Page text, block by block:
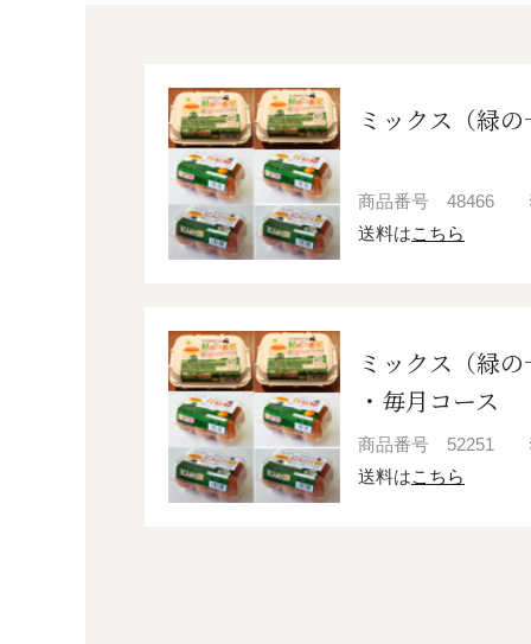
ミックス（緑
商品番号 48466
送料はこちら
ミックス（緑
・毎月コース
商品番号 52251
送料はこちら